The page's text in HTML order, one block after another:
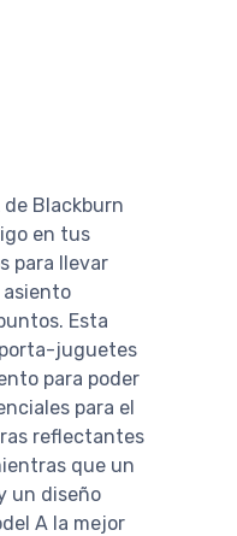
Blackburn
en tus
para llevar
Esta
juguetes
para poder
para el
reflectantes
que un
un diseño
A la mejor